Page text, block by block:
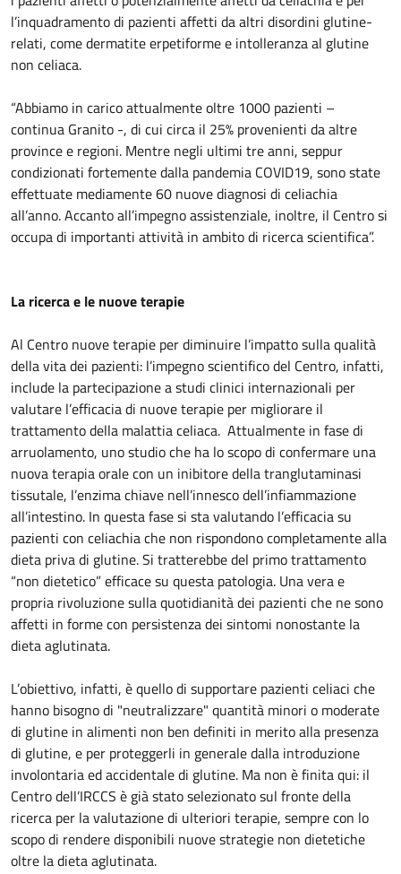
l’inquadramento di pazienti affetti da altri disordini glutine-
relati, come dermatite erpetiforme e intolleranza al glutine
non celiaca.
“Abbiamo in carico attualmente oltre 1000 pazienti –
continua Granito -, di cui circa il 25% provenienti da altre
province e regioni. Mentre negli ultimi tre anni, seppur
condizionati fortemente dalla pandemia COVID19, sono state
effettuate mediamente 60 nuove diagnosi di celiachia
all’anno. Accanto all’impegno assistenziale, inoltre, il Centro si
occupa di importanti attività in ambito di ricerca scientifica”.
La ricerca e le nuove terapie
Al Centro nuove terapie per diminuire l’impatto sulla qualità
della vita dei pazienti: l’impegno scientifico del Centro, infatti,
include la partecipazione a studi clinici internazionali per
valutare l’efficacia di nuove terapie per migliorare il
trattamento della malattia celiaca. Attualmente in fase di
arruolamento, uno studio che ha lo scopo di confermare una
nuova terapia orale con un inibitore della tranglutaminasi
tissutale, l’enzima chiave nell’innesco dell’infiammazione
all’intestino. In questa fase si sta valutando l’efficacia su
pazienti con celiachia che non rispondono completamente alla
dieta priva di glutine. Si tratterebbe del primo trattamento
“non dietetico” efficace su questa patologia. Una vera e
propria rivoluzione sulla quotidianità dei pazienti che ne sono
affetti in forme con persistenza dei sintomi nonostante la
dieta aglutinata.
L’obiettivo, infatti, è quello di supportare pazienti celiaci che
hanno bisogno di "neutralizzare" quantità minori o moderate
di glutine in alimenti non ben definiti in merito alla presenza
di glutine, e per proteggerli in generale dalla introduzione
involontaria ed accidentale di glutine. Ma non è finita qui: il
Centro dell’IRCCS è già stato selezionato sul fronte della
ricerca per la valutazione di ulteriori terapie, sempre con lo
scopo di rendere disponibili nuove strategie non dietetiche
oltre la dieta aglutinata.